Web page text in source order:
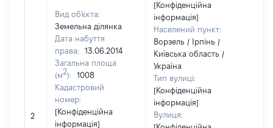
2
Вид об'єкта:
Земельна ділянка
Дата набуття
права:
13.06.2014
Загальна площа
(м2):
1008
Кадастровий
номер:
[Конфіденційна
інформація]
[Конфіденційна
інформація]
Населений пункт:
Ворзель / Ірпінь /
Київська область /
Україна
Тип вулиці:
[Конфіденційна
інформація]
Вулиця: